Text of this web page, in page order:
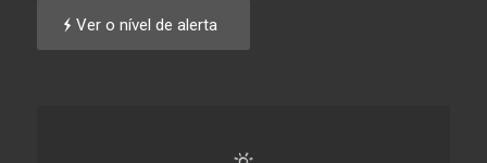
Ver o nível de alerta